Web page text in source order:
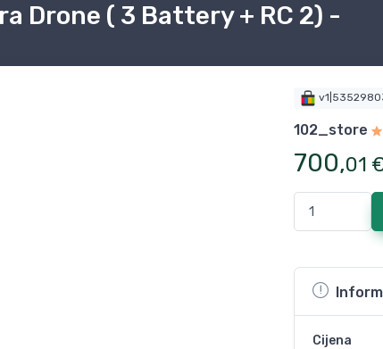
Drone ( 3 Battery + RC 2) -
102_store
700,01
Cijena